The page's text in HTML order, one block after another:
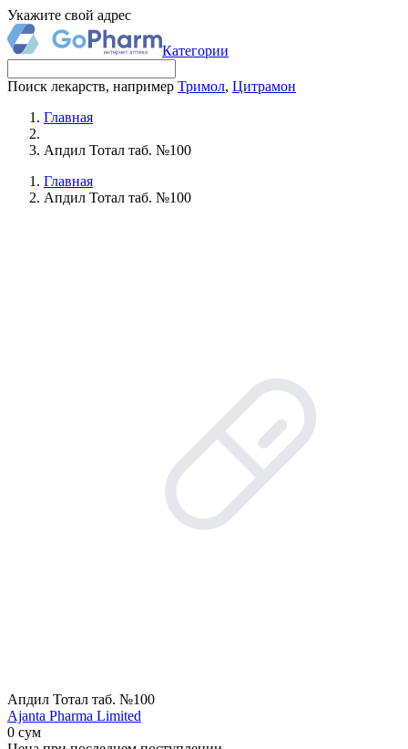
Укажите свой адрес
Категории
Поиск лекарств, например Тримол, Цитрамон
Главная
Апдил Тотал таб. №100
Главная
Апдил Тотал таб. №100
Апдил Тотал таб. №100
Ajanta Pharma Limited
0 сум